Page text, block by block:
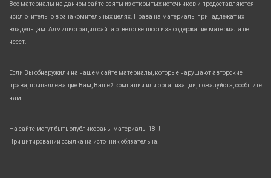
Все материалы на данном сайте взяты из открытых источников и предоставляются
исключительно в ознакомительных целях. Права на материалы принадлежат их
владельцам. Администрация сайта ответственности за содержание материала не
несет.
Если Вы обнаружили на нашем сайте материалы, которые нарушают авторские
права, принадлежащие Вам, Вашей компании или организации, пожалуйста, сообщите
нам.
На сайте могут быть опубликованы материалы 18+!
При цитировании ссылка на источник обязательна.